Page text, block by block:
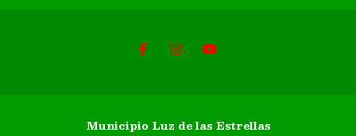
Municipio Luz de las Estrellas